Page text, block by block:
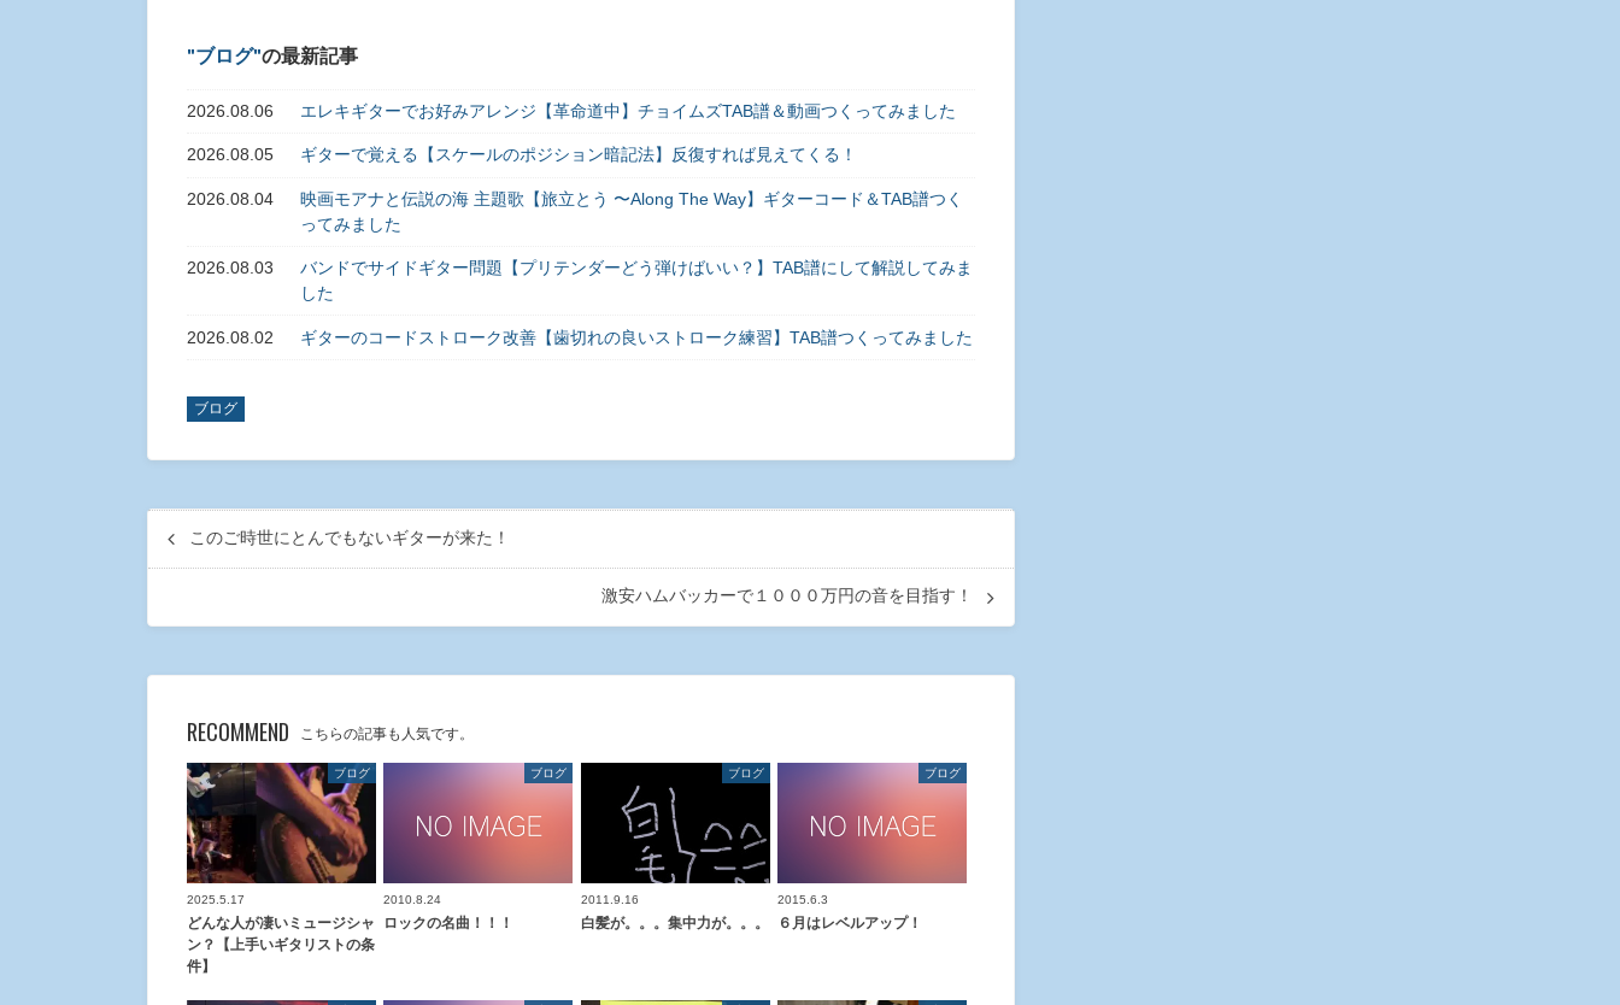
ブログ の最新記事
2026.08.06 エレキギターでお好みアレンジ【革命道中】チョイムズTAB譜＆動画つくってみました
2026.08.05 ギターで覚える【スケールのポジション暗記法】反復すれば見えてくる！
2026.08.04
映画モアナと伝説の海 主題歌【旅立とう 〜Along The Way】ギターコード＆TAB譜つく
ってみました
2026.08.03
バンドでサイドギター問題【プリテンダーどう弾けばいい？】TAB譜にして解説してみま
した
2026.08.02 ギターのコードストローク改善【歯切れの良いストローク練習】TAB譜つくってみました
ブログ
このご時世にとんでもないギターが来た！
激安ハムバッカーで１０００万円の音を目指す！
RECOMMEND こちらの記事も人気です。
ブログ
2025.5.17
どんな人が凄いミュージシャ
ン？【上手いギタリストの条
件】
ブログ
2010.8.24
ロックの名曲！！！
ブログ
2011.9.16
白髪が。。。集中力が。。。
ブログ
2015.6.3
６月はレベルアップ！